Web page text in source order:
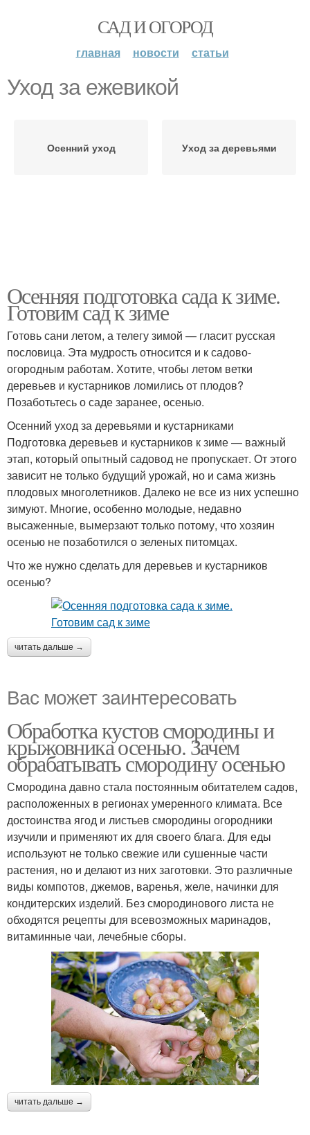
САД И ОГОРОД
главная новости статьи
Уход за ежевикой
Осенний уход Уход за деревьями
Осенняя подготовка сада к зиме.
Готовим сад к зиме
Готовь сани летом, а телегу зимой — гласит русская
пословица. Эта мудрость относится и к садово-
огородным работам. Хотите, чтобы летом ветки
деревьев и кустарников ломились от плодов?
Позаботьтесь о саде заранее, осенью.
Осенний уход за деревьями и кустарниками
Подготовка деревьев и кустарников к зиме — важный
этап, который опытный садовод не пропускает. От этого
зависит не только будущий урожай, но и сама жизнь
плодовых многолетников. Далеко не все из них успешно
зимуют. Многие, особенно молодые, недавно
высаженные, вымерзают только потому, что хозяин
осенью не позаботился о зеленых питомцах.
Что же нужно сделать для деревьев и кустарников
осенью?
читать дальше →
Вас может заинтересовать
Обработка кустов смородины и
крыжовника осенью. Зачем
обрабатывать смородину осенью
Смородина давно стала постоянным обитателем садов,
расположенных в регионах умеренного климата. Все
достоинства ягод и листьев смородины огородники
изучили и применяют их для своего блага. Для еды
используют не только свежие или сушенные части
растения, но и делают из них заготовки. Это различные
виды компотов, джемов, варенья, желе, начинки для
кондитерских изделий. Без смородинового листа не
обходятся рецепты для всевозможных маринадов,
витаминные чаи, лечебные сборы.
читать дальше →